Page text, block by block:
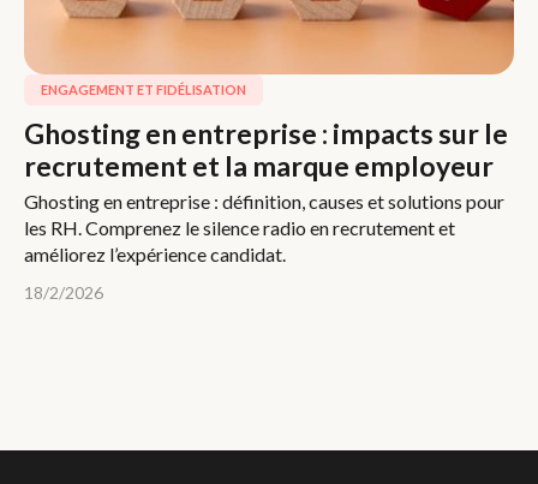
ENGAGEMENT ET FIDÉLISATION
Ghosting en entreprise : impacts sur le
recrutement et la marque employeur
Ghosting en entreprise : définition, causes et solutions pour
les RH. Comprenez le silence radio en recrutement et
améliorez l’expérience candidat.
18/2/2026